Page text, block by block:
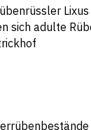
sich adulte